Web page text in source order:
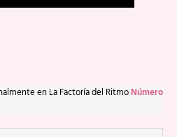
en La Factoría del Ritmo Número